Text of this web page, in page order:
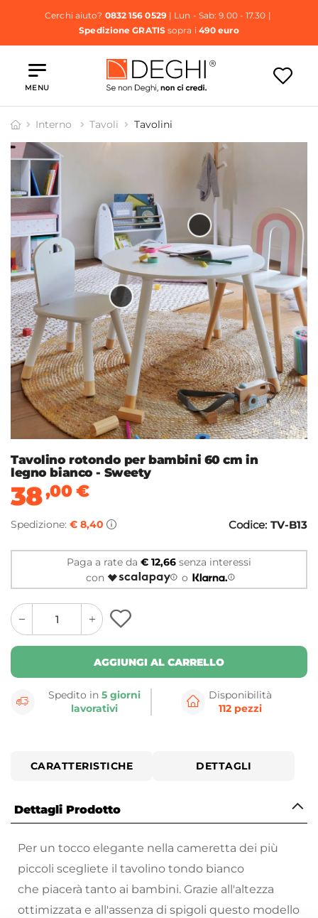
Cerchi aiuto? 0832 156 0529| Lun - Sab: 9.00 - 17.30 |
Spedizione GRATISsopra i 490 euro
MENU
Interno Tavoli Tavolini
Tavolino rotondo per bambini 60 cm in
legno bianco - Sweety
38,00€
Spedizione: € 8,40 Codice: TV-B13
Paga a rate da € 12,66 senza interessi
con
o
quantity
button
quantity
minus
button
AGGIUNGI AL CARRELLO
Spedito in5 giorni
lavorativi
Disponibilità
112 pezzi
CARATTERISTICHE DETTAGLI
Dettagli Prodotto
Per un tocco elegante nella cameretta dei più
piccoli scegliete il tavolino tondo bianco
che piacerà tanto ai bambini. Grazie all'altezza
ottimizzata e all'assenza di spigoli questo modello